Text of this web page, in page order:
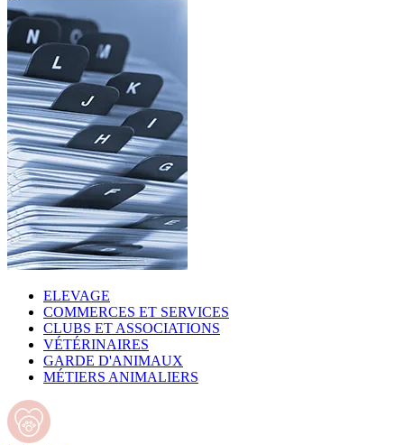
ELEVAGE
COMMERCES ET SERVICES
CLUBS ET ASSOCIATIONS
VÉTÉRINAIRES
GARDE D'ANIMAUX
MÉTIERS ANIMALIERS